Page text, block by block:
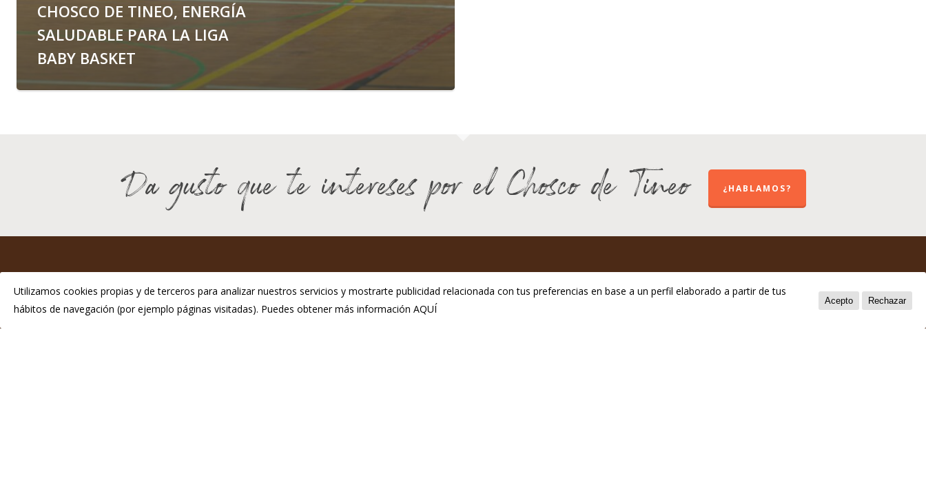
CHOSCO DE TINEO, ENERGÍA
SALUDABLE PARA LA LIGA
BABY BASKET
Da gusto que te intereses por el Chosco de Tineo ¿HABLAMOS?
C.P.E. de Tineo
Pol. Ind. La Curiscada
Utilizamos cookies propias y de terceros para analizar nuestros servicios y mostrarte publicidad relacionada con tus preferencias en base a un perfil elaborado a partir de tus
hábitos de navegación (por ejemplo páginas visitadas). Puedes obtener más información AQUÍ
Acepto Rechazar